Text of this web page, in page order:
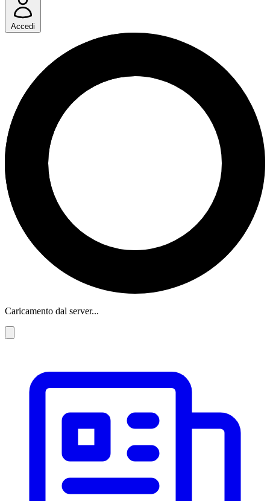
Accedi
Caricamento dal server...